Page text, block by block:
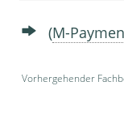
(M-
Vorhergehender